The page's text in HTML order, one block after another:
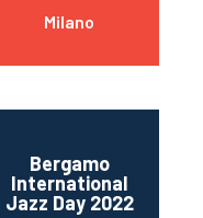
Milano
Bergamo
International
Jazz Day 2022